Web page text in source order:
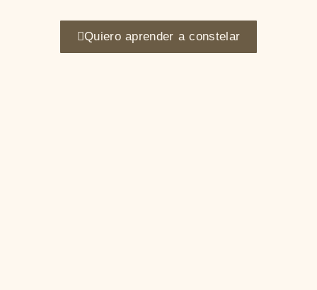
Quiero aprender a constelar